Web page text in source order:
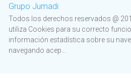
Grupo Jumadi
Todos los derechos reservados @
utiliza Cookies para su correcto
información estadística sobre su
navegando acep...